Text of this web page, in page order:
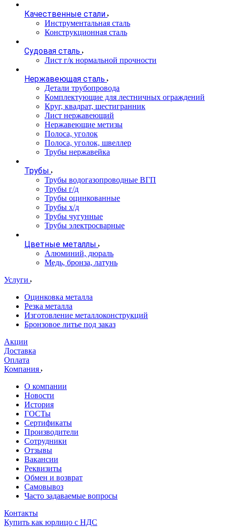
Качественные стали
Инструментальная сталь
Конструкционная сталь
Судовая сталь
Лист г/к нормальной прочности
Нержавеющая сталь
Детали трубопровода
Комплектующие для лестничных ограждений
Круг, квадрат, шестигранник
Лист нержавеющий
Нержавеющие метизы
Полоса, уголок
Полоса, уголок, швеллер
Трубы нержавейка
Трубы
Трубы водогазопроводные ВГП
Трубы г/д
Трубы оцинкованные
Трубы х/д
Трубы чугунные
Трубы электросварные
Цветные металлы
Алюминий, дюраль
Медь, бронза, латунь
Услуги
Оцинковка металла
Резка металла
Изготовление металлоконструкций
Бронзовое литье под заказ
Акции
Доставка
Оплата
Компания
О компании
Новости
История
ГОСТы
Сертификаты
Производители
Сотрудники
Отзывы
Вакансии
Реквизиты
Обмен и возврат
Самовывоз
Часто задаваемые вопросы
Контакты
Купить как юрлицо с НДС